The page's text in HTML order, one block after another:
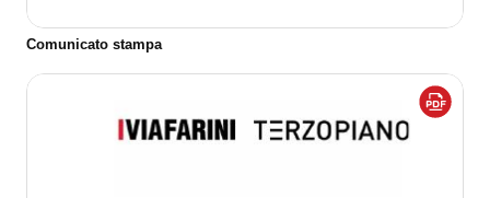
Comunicato stampa